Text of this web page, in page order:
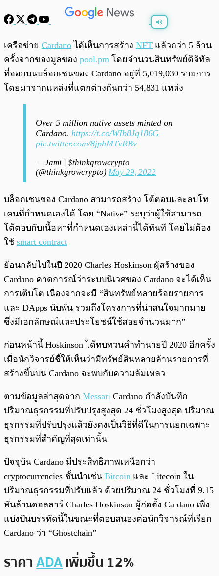
0:00 /
เครือข่าย Cardano ได้เห็นการสร้าง NFT แล้วกว่า 5 ล้าน
ครั้งจากของมูลของ pool.pm โดยจำนวนสินทรัพย์ดิจิทัล
ที่ออกบนบล็อกเชนของ Cardano อยู่ที่ 5,019,030 รายการ
โดยมาจากแหล่งที่แตกต่างกันกว่า 54,831 แหล่ง
Over 5 million native assets minted on
Cardano. https://t.co/WIb8Jq186G
pic.twitter.com/8jphMTvRBv
— Jami | $thinkgrowcrypto
(@thinkgrowcrypto) May 29, 2022
บล็อกเชนของ Cardano สามารถสร้าง โต้ตอบและลบโท
เคนที่กำหนดเองได้ โดย “Native” ระบุว่าผู้ใช้สามารถ
โต้ตอบกับเนื้อหาที่กำหนดเองเหล่านี้ได้ทันที โดยไม่ต้อง
ใช้ smart contract
ย้อนกลับไปในปี 2020 Charles Hoskinson ผู้สร้างของ
Cardano คาดการณ์ว่าระบบนิเวศของ Cardano จะได้เห็น
การเติบโต เนื่องจากจะมี “สินทรัพย์หลายร้อยรายการ
และ DApps นับพัน รวมถึงโครงการที่น่าสนใจมากมาย
ซึ่งมีเอกลักษณ์และประโยชน์ใช้สอยจำนวนมาก”
ก่อนหน้านี้ Hoskinson ได้ทบทวนคำทำนายปี 2020 อีกครั้ง
เมื่อนักวิจารย์ชี้ให้เห็นว่ามีทรัพย์สินหลายล้านรายการที่
สร้างขึ้นบน Cardano จะพบกับความล้มเหลว
ตามข้อมูลล่าสุดจาก Messari Cardano กำลังบันทึก
ปริมาณธุรกรรมที่ปรับปรุงสูงสุด 24 ชั่วโมงสูงสุด ปริมาณ
ธุรกรรมที่ปรับปรุงแล้วยังคงเป็นวิธีที่ดีในการแยกเฉพาะ
ธุรกรรมที่สำคัญที่สุดเท่านั้น
ปัจจุบัน Cardano มีประสิทธิภาพเหนือกว่า
cryptocurrencies ชั้นนำเช่น Bitcoin และ Litecoin ใน
ปริมาณธุรกรรมที่ปรับแล้ว ด้วยปริมาณ 24 ชั่วโมงที่ 9.15
พันล้านดอลลาร์ Charles Hoskinson ผู้ก่อตั้ง Cardano เพิ่ง
แบ่งปันบรรทัดนี้ในขณะที่ตอบสนองต่อนักวิจารณ์ที่เรียก
Cardano ว่า “Ghostchain”
ราคาADAเพิ่มขึ้น 12%